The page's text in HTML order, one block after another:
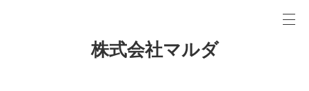
株式会社マルダ